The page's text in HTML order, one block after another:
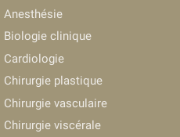
Anesthésie
Biologie clinique
Cardiologie
Chirurgie plastique
Chirurgie vasculaire
Chirurgie viscérale